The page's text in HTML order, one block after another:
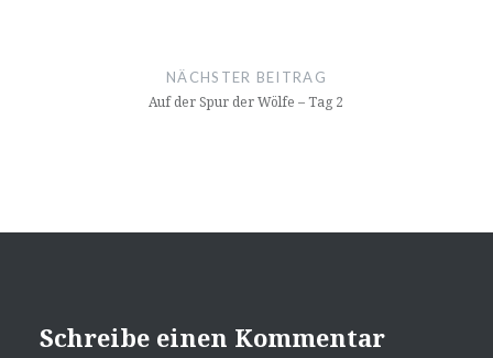
NÄCHSTER BEITRAG
Auf der Spur der Wölfe – Tag 2
Schreibe einen Kommentar